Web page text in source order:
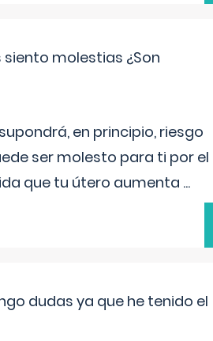
molestias ¿Son
en principio, riesgo
ser molesto para ti por el
que tu útero aumenta ...
dudas ya que he tenido el